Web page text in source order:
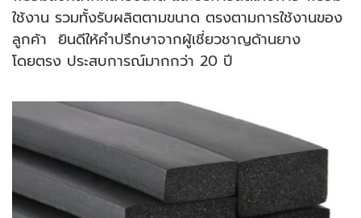
ใช้งาน รวมทั้งรับผลิตตามขนาด ตรงตามการใช้งานของ
ลูกค้า ยินดีให้คำปรึกษาจากผู้เชี่ยวชาญด้านยาง
โดยตรง ประสบการณ์มากกว่า 20 ปี